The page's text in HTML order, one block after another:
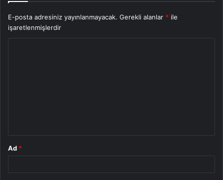
E-posta adresiniz yayınlanmayacak. Gerekli alanlar * ile
işaretlenmişlerdir
Ad *